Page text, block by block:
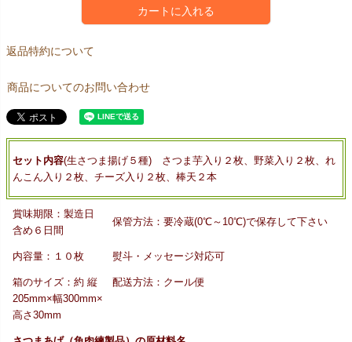
カートに入れる
返品特約について
商品についてのお問い合わせ
セット内容(生さつま揚げ５種) さつま芋入り２枚、野菜入り２枚、れ
んこん入り２枚、チーズ入り２枚、棒天２本
賞味期限：製造日
含め６日間
保管方法：要冷蔵(0℃～10℃)で保存して下さい
内容量：１０枚 熨斗・メッセージ対応可
箱のサイズ：約 縦
205mm×幅300mm×
高さ30mm
配送方法：クール便